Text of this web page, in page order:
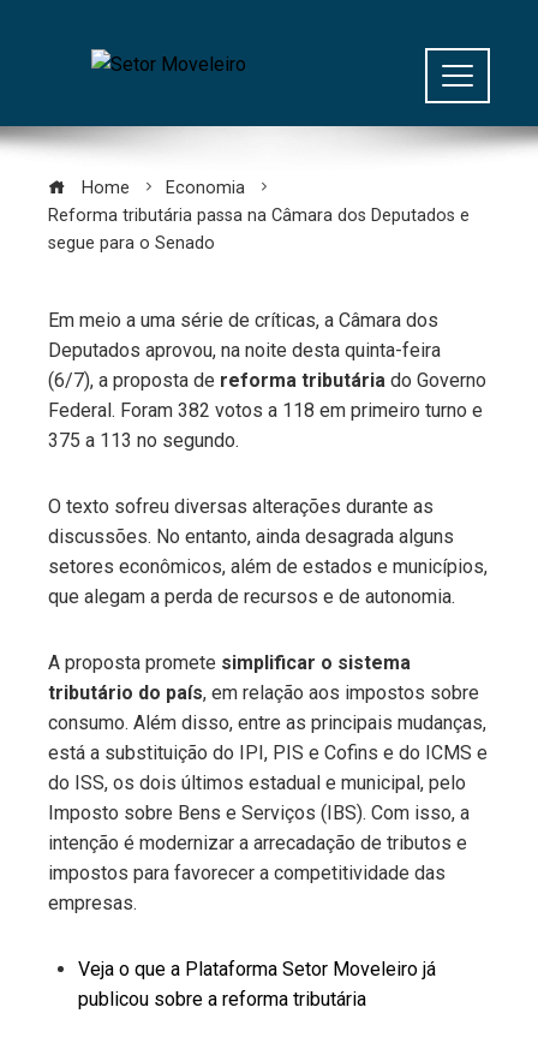
Home
Economia
Reforma tributária passa na Câmara dos Deputados e
segue para o Senado
Em meio a uma série de críticas, a Câmara dos
Deputados aprovou, na noite desta quinta-feira
(6/7), a proposta de reforma tributária do Governo
Federal. Foram 382 votos a 118 em primeiro turno e
375 a 113 no segundo.
O texto sofreu diversas alterações durante as
discussões. No entanto, ainda desagrada alguns
setores econômicos, além de estados e municípios,
que alegam a perda de recursos e de autonomia.
A proposta promete simplificar o sistema
tributário do país, em relação aos impostos sobre
consumo. Além disso, entre as principais mudanças,
está a substituição do IPI, PIS e Cofins e do ICMS e
do ISS, os dois últimos estadual e municipal, pelo
Imposto sobre Bens e Serviços (IBS). Com isso, a
intenção é modernizar a arrecadação de tributos e
impostos para favorecer a competitividade das
empresas.
Veja o que a Plataforma Setor Moveleiro já
publicou sobre a reforma tributária